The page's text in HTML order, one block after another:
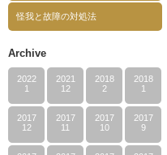
怪我と故障の対処法
Archive
2022
1
2021
12
2018
2
2018
1
2017
12
2017
11
2017
10
2017
9